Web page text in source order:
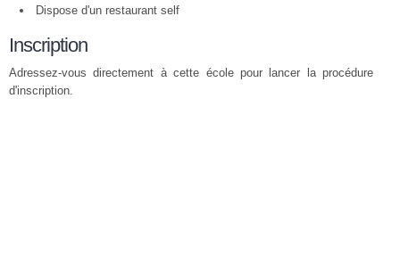
Dispose d'un restaurant self
Inscription
Adressez-vous directement à cette école pour lancer la procédure
d'inscription.